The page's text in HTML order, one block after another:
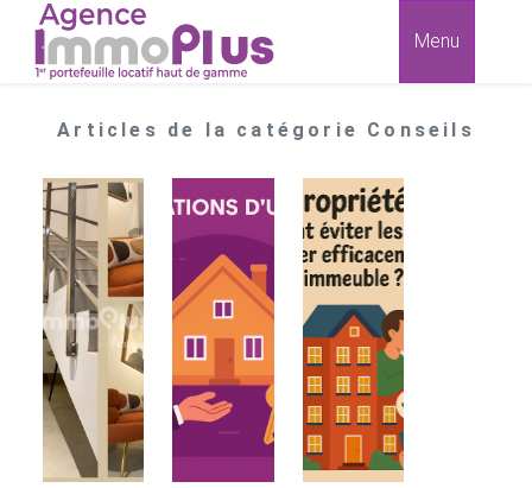
Menu
Articles de la catégorie Conseils